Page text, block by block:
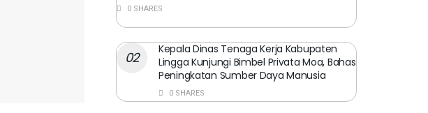
0 SHARES
Kepala Dinas Tenaga Kerja Kabupaten
Lingga Kunjungi Bimbel Privata Moa, Bahas
Peningkatan Sumber Daya Manusia
0 SHARES